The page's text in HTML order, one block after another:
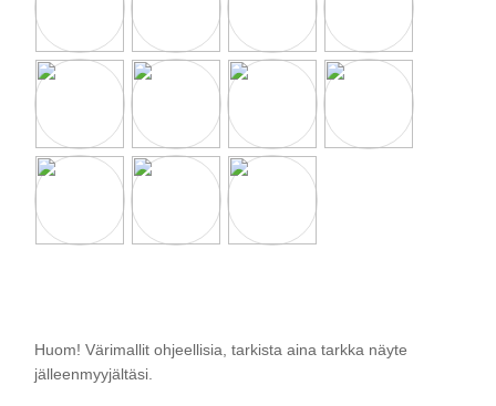
Huom! Värimallit ohjeellisia, tarkista aina tarkka näyte
jälleenmyyjältäsi.